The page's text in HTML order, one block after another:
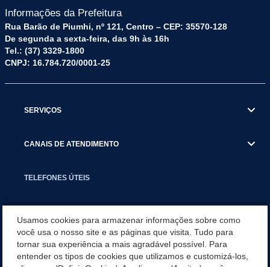
Informações da Prefeitura
Rua Barão de Piumhi, nº 121, Centro – CEP: 35570-128
De segunda a sexta-feira, das 9h às 16h
Tel.: (37) 3329-1800
CNPJ: 16.784.720/0001-25
SERVIÇOS
CANAIS DE ATENDIMENTO
TELEFONES ÚTEIS
NOTÍCIAS
Usamos cookies para armazenar informações sobre como
você usa o nosso site e as páginas que visita. Tudo para
tornar sua experiência a mais agradável possível. Para
entender os tipos de cookies que utilizamos e customizá-los,